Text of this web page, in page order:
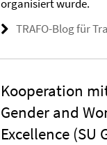
organisiert wurde.
TRAFO-Blog für
Kooperation
Gender and
Excellence (SU